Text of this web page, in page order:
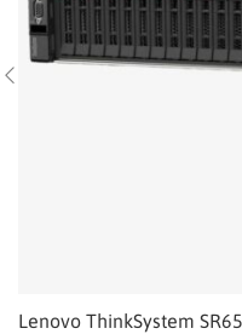
Lenovo ThinkSystem